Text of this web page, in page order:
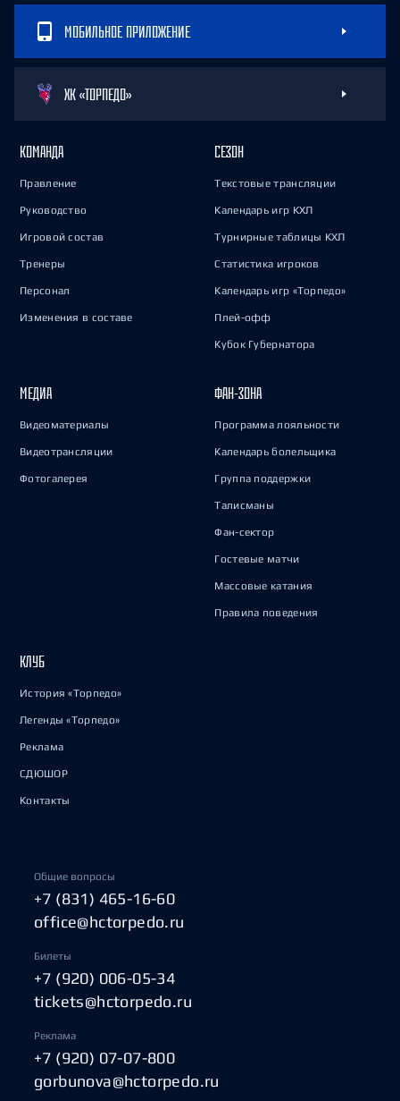
МОБИЛЬНОЕ ПРИЛОЖЕНИЕ
ХК «ТОРПЕДО»
КОМАНДА
Правление
Руководство
Игровой состав
Тренеры
Персонал
Изменения в составе
СЕЗОН
Текстовые трансляции
Календарь игр КХЛ
Турнирные таблицы КХЛ
Статистика игроков
Календарь игр «Торпедо»
Плей-офф
Кубок Губернатора
МЕДИА
Видеоматериалы
Видеотрансляции
Фотогалерея
ФАН-ЗОНА
Программа лояльности
Календарь болельщика
Группа поддержки
Талисманы
Фан-сектор
Гостевые матчи
Массовые катания
Правила поведения
КЛУБ
История «Торпедо»
Легенды «Торпедо»
Реклама
СДЮШОР
Контакты
Общие вопросы
+7 (831) 465-16-60
office@hctorpedo.ru
Билеты
+7 (920) 006-05-34
tickets@hctorpedo.ru
Реклама
+7 (920) 07-07-800
gorbunova@hctorpedo.ru